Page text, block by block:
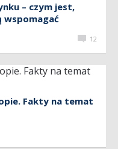
– czym jest,
wspomagać
12
Fakty na temat